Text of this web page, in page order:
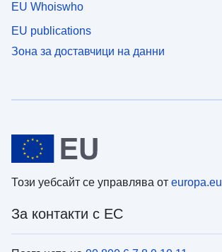
EU Whoiswho
EU publications
Зона за доставчици на данни
Този уебсайт се управлява от europa.eu
За контакти с ЕС